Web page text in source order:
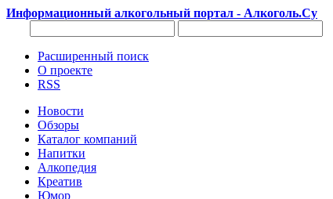
Информационный алкогольный портал - Алкоголь.Су
Расширенный поиск
О проекте
RSS
Новости
Обзоры
Каталог компаний
Напитки
Алкопедия
Креатив
Юмор